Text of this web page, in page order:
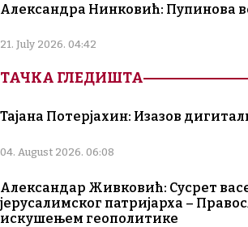
Александра Нинковић: Пупинова
21. July 2026. 04:42
ТАЧКА ГЛЕДИШТА
Тајана Потерјахин: Изазов
04. August 2026. 06:08
Александар Живковић: Сусрет
јерусалимског патријарха –
искушењем геополитике